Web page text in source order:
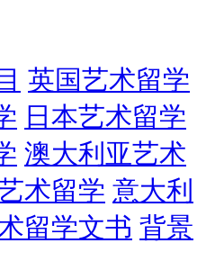
英国艺术留学
日本艺术留学
澳大利亚艺术
术留学 意大利
留学文书 背景